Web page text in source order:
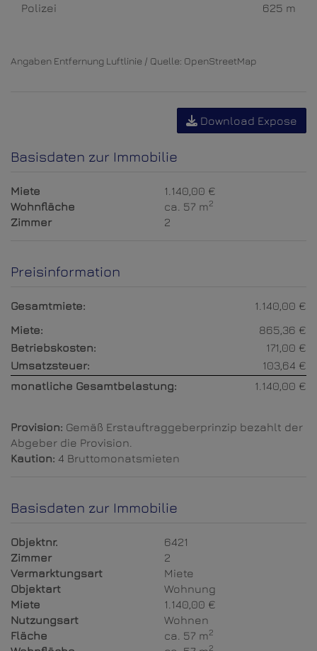
Polizei
625 m
Angaben Entfernung Luftlinie / Quelle: OpenStreetMap
Download Expose
Basisdaten zur Immobilie
Miete
1.140,00 €
Wohnfläche
ca. 57 m2
Zimmer 2
Preisinformation
Gesamtmiete:
1.140,00 €
Miete:
865,36 €
Betriebskosten:
171,00 €
Umsatzsteuer:
103,64 €
monatliche Gesamtbelastung:
1.140,00 €
Provision: Gemäß Erstauftraggeberprinzip bezahlt der
Abgeber die Provision.
Kaution: 4 Bruttomonatsmieten
Basisdaten zur Immobilie
Objektnr.
6421
Zimmer
2
Vermarktungsart
Miete
Objektart
Wohnung
Miete
1.140,00 €
Nutzungsart
Wohnen
Fläche
ca. 57 m2
2